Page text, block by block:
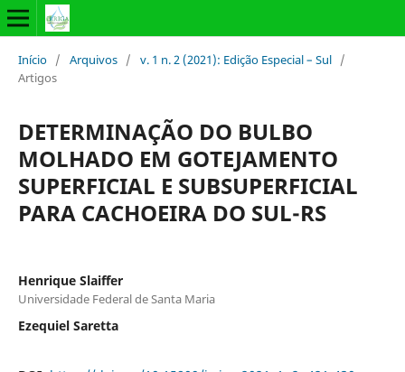
Início / Arquivos / v. 1 n. 2 (2021): Edição Especial – Sul /
Artigos
DETERMINAÇÃO DO BULBO
MOLHADO EM GOTEJAMENTO
SUPERFICIAL E SUBSUPERFICIAL
PARA CACHOEIRA DO SUL-RS
Henrique Slaiffer
Universidade Federal de Santa Maria
Ezequiel Saretta